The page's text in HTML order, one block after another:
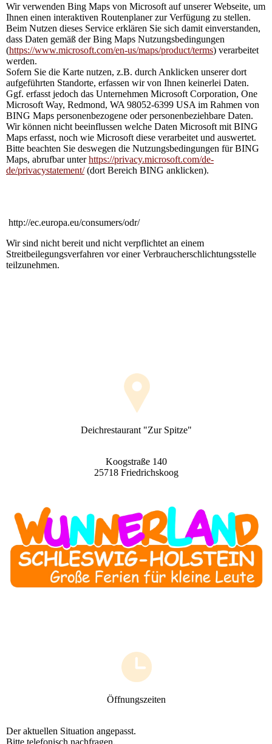
Wir verwenden Bing Maps von Microsoft auf unserer Webseite, um
Ihnen einen interaktiven Routenplaner zur Verfügung zu stellen.
Beim Nutzen dieses Service erklären Sie sich damit einverstanden,
dass Daten gemäß der Bing Maps Nutzungsbedingungen
(https://www.microsoft.com/en-us/maps/product/terms) verarbeitet
werden.
Sofern Sie die Karte nutzen, z.B. durch Anklicken unserer dort
aufgeführten Standorte, erfassen wir von Ihnen keinerlei Daten.
Ggf. erfasst jedoch das Unternehmen Microsoft Corporation, One
Microsoft Way, Redmond, WA 98052-6399 USA im Rahmen von
BING Maps personenbezogene oder personenbeziehbare Daten.
Wir können nicht beeinflussen welche Daten Microsoft mit BING
Maps erfasst, noch wie Microsoft diese verarbeitet und auswertet.
Bitte beachten Sie deswegen die Nutzungsbedingungen für BING
Maps, abrufbar unterhttps://privacy.microsoft.com/de-
de/privacystatement/(dort Bereich BING anklicken).
http://ec.europa.eu/consumers/odr/
Wir sind nicht bereit und nicht verpflichtet an einem
Streitbeilegungsverfahren vor einer Verbraucherschlichtungsstelle
teilzunehmen.
Deichrestaurant "Zur Spitze"
Koogstraße 140
25718 Friedrichskoog
Öffnungszeiten
Der aktuellen Situation angepasst.
Bitte telefonisch nachfragen.